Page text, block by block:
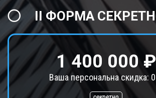
II ФОРМА
1 400 000 ₽
Ваша персональна скидка: 0